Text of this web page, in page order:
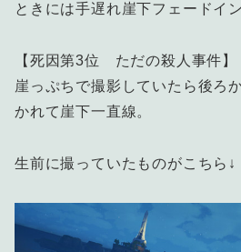
ときには手遅れ崖下フェードイン
【死因第3位 ただの殺人事件】
崖っぷちで撮影していたら後ろ
かれて崖下一直線。
生前に撮っていたものがこちら↓